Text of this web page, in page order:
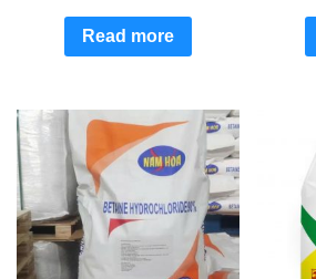
Read more